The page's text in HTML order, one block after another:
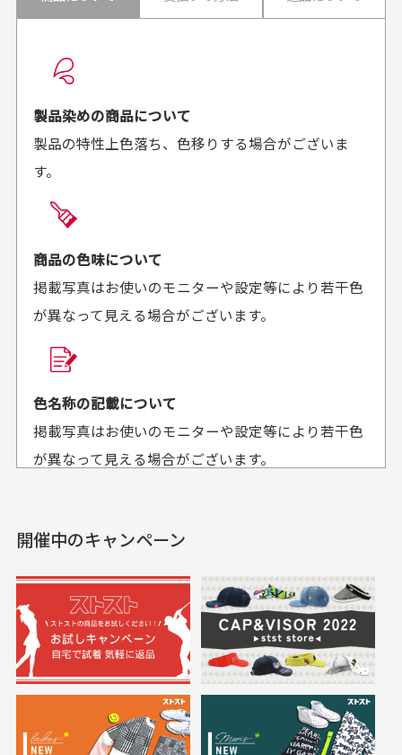
良かった！
がとうございます。丁寧
に梱包されていて、商品
の状態も良好でした。気
があればよろしくお願い
来ました。またお願いし
セールかつポイント
も使えて、お得に購
入出来ました
セールかつポイントも使
満足です。
おります
欲しかったスカートが購
30代女性 30代女性
お届け希望日時をご指定頂けます。
ご注文時にご指定下さい。
商品の受け渡しは、ゆうパックでの配送のみとさせて
頂いております。
商品購入からどれくらいで発送してもらえます
か？
平日午前9時までのご注文で最短当日発送させて頂いて
せて頂いております。
送料はいくらかかりますか？
何点ご購入頂いた場合も全国一律で800円とさせて頂
いております。(1配送先につき)
また5,000円(税込)以上お買い物をして頂けた場合は送
料無料となります。
※必ず１つのショッピングカートに複数商品を入れて
ご注文下さいませ。
製品染めの商品について
製品の特性上色落ち、色移りする場合がございま
す。
商品の色味について
掲載写真はお使いのモニターや設定等により若干色
が異なって見える場合がございます。
色名称の記載について
掲載写真はお使いのモニターや設定等により若干色
が異なって見える場合がございます。
実寸サイズについて
一点一点手作業で計測しておりますので、若干の誤
差が生じる場合がございます。
においについて
ユーズド商品の特性故、メンテンスを行っておりま
すが、におい（煙草、香水、お香、古着特有の香
開催中のキャンペーン